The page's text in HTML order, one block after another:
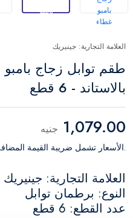
العلامة التجارية: جينيريك
طقم توابل زجاج
بالاستاند - 6 قطع
1,079.00 جنيه
.الأسعار تشمل ضريبة القيمة
العلامة التجارية: جينيريك
النوع: برطمان توابل
عدد القطع: 6 قطع